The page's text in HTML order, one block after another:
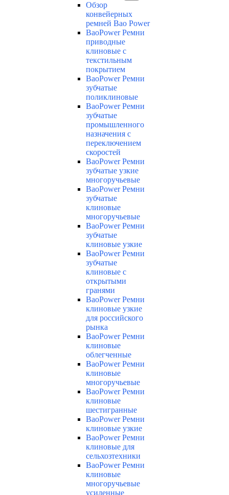
Обзор
конвейерных
ремней Bao Power
BaoPower Ремни
приводные
клиновые с
текстильным
покрытием
BaoPower Ремни
зубчатые
поликлиновые
BaoPower Ремни
зубчатые
промышленного
назначения с
переключением
скоростей
BaoPower Ремни
зубчатые узкие
многоручьевые
BaoPower Ремни
зубчатые
клиновые
многоручьевые
BaoPower Ремни
зубчатые
клиновые узкие
BaoPower Ремни
зубчатые
клиновые с
открытыми
гранями
BaoPower Ремни
клиновые узкие
для российского
рынка
BaoPower Ремни
клиновые
облегченные
BaoPower Ремни
клиновые
многоручьевые
BaoPower Ремни
клиновые
шестигранные
BaoPower Ремни
клиновые узкие
BaoPower Ремни
клиновые для
сельхозтехники
BaoPower Ремни
клиновые
многоручьевые
усиленные